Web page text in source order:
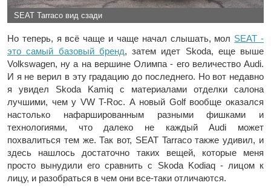
SEAT Tarraco вид сзади
Но теперь, я всё чаще и чаще начал слышать, мол SEAT -
это самый базовый бренд, затем идет Skoda, еще выше
Volkswagen, ну а на вершине Олимпа - его величество Audi.
И я не верил в эту градацию до последнего. Но вот недавно
я увидел Skoda Kamiq с материалами отделки салона
лучшими, чем у VW T-Roc. А новый Golf вообще оказался
настолько нафаршированным разными фишками и
технологиями, что далеко не каждый Audi может
похвалиться тем же. Так вот, SEAT Tarraco также удивил, и
здесь нашлось достаточно таких вещей, которые меня
просто вынудили его сравнить с Skoda Kodiaq - лицом к
лицу, и разобраться в чем они все-таки отличаются.